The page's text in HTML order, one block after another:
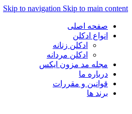
Skip to navigation Skip to main content
صفحه اصلی
انواع ادکلن
ادکلن زنانه
ادکلن مردانه
مجله مد مزون ایکس
درباره ما
قوانین و مقررات
برند ها